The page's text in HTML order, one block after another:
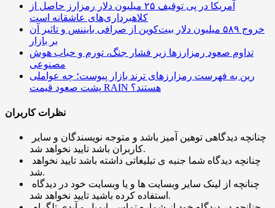
آمریکا در پی توقیف ۲۵ میلیون دلار رمزارز حاصل از
کلاهبرداری‌های عاشقانه است
خروج ۵۸۹ میلیون دلار بیت‌کوین از صرافی بایننس و تاثیر آن
بر بازار
تداوم صعود رمزارزها زیر فشار جنگ، تورم و حباب هوش
مصنوعی
رین به فهرست رمزارزهای ترند بازار پیوست؛ چه عواملی
پشت صعود قیمت RAIN هستند؟
نظرات کاربران
کاربران باشد تایید نخواهد شد.
شد.
استفاده کرده باشید تایید نخواهد شد.